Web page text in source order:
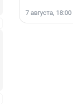
7 августа, 18:00